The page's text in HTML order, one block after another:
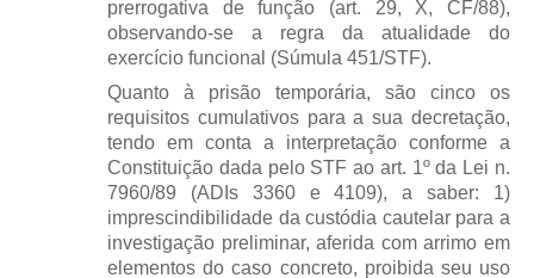
prerrogativa de função (art. 29, X, CF/88),
observando-se a regra da atualidade do
exercício funcional (Súmula 451/STF).
Quanto à prisão temporária, são cinco os
requisitos cumulativos para a sua decretação,
tendo em conta a interpretação conforme a
Constituição dada pelo STF ao art. 1º da Lei n.
7960/89 (ADIs 3360 e 4109), a saber: 1)
imprescindibilidade da custódia cautelar para a
investigação preliminar, aferida com arrimo em
elementos do caso concreto, proibida seu uso